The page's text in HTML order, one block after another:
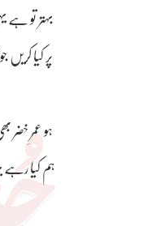
بہتر تو ہے
پر کیا
ہو عمرِ
ہم کیا رہے